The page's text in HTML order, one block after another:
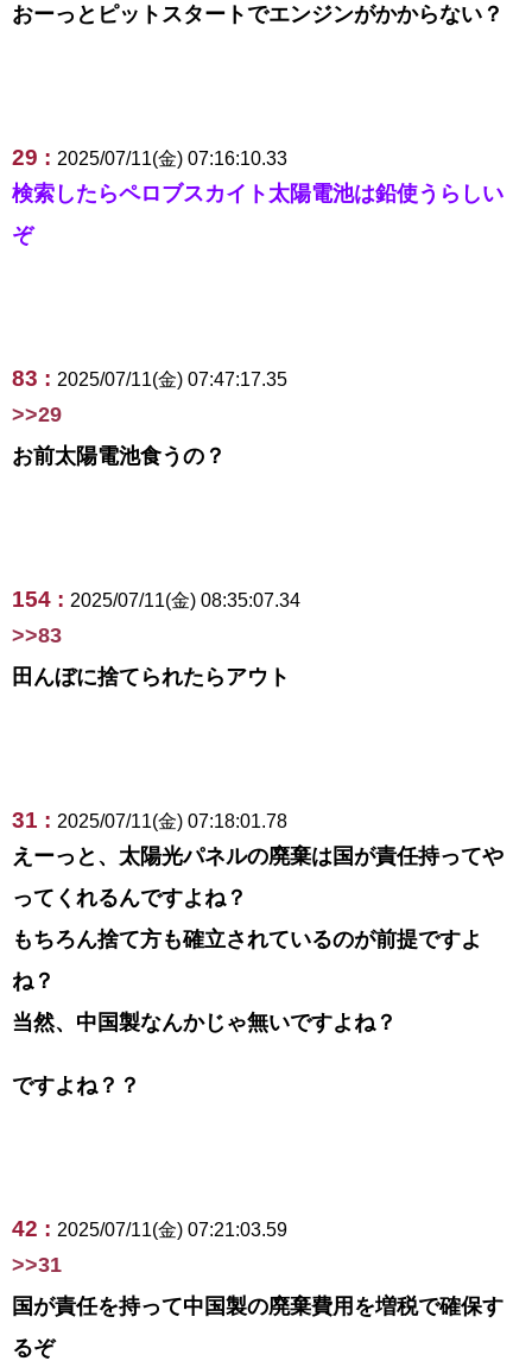
おーっとピットスタートでエンジンがかからない？
29 : 2025/07/11(金) 07:16:10.33
検索したらペロブスカイト太陽電池は鉛使うらしい
ぞ
83 : 2025/07/11(金) 07:47:17.35
>>29
お前太陽電池食うの？
154 : 2025/07/11(金) 08:35:07.34
>>83
田んぼに捨てられたらアウト
31 : 2025/07/11(金) 07:18:01.78
えーっと、太陽光パネルの廃棄は国が責任持ってや
ってくれるんですよね？
もちろん捨て方も確立されているのが前提ですよ
ね？
当然、中国製なんかじゃ無いですよね？
ですよね？？
42 : 2025/07/11(金) 07:21:03.59
>>31
国が責任を持って中国製の廃棄費用を増税で確保す
るぞ